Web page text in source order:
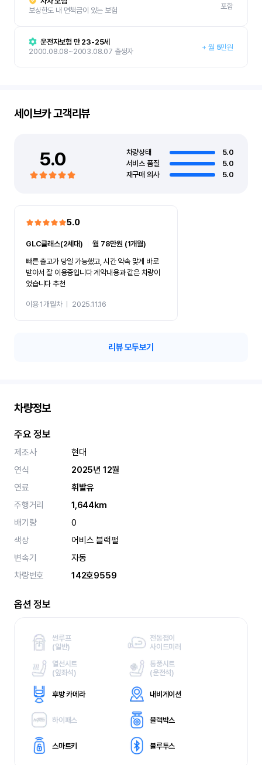
보상한도 내 면책금이 있는 보험
포함
운전자보험 만 23-25세
2000.08.08~2003.08.07 출생자
+ 월 5만원
세이브카고객리뷰
5.0 차량상태
5.0
서비스 품질
5.0
재구매 의사
5.0
5.0
GLC클래스(2세대) ㅣ월 78만원 (1개월)
빠른 출고가 당일 가능했고, 시간 약속 맞게 바로
받아서 잘 이용중입니다 계약내용과 같은 차량이
었습니다 추천
이용 1개월차ㅣ 2025.11.16
리뷰 모두보기
차량정보
주요 정보
제조사
현대
연식
2025년 12월
연료
휘발유
주행거리
1,644km
배기량
0
색상
어비스 블랙펄
변속기
자동
차량번호
142호9559
옵션 정보
썬루프
(일반)
전동접이
사이드미러
열선시트
(앞좌석)
통풍시트
(운전석)
후방 카메라 내비게이션
하이패스 블랙박스
스마트키 블루투스